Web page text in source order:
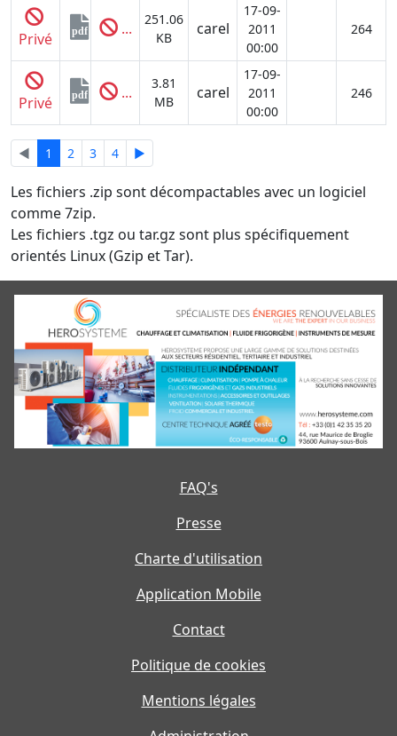
Privé pdf ...
251.06
KB
carel
17-09-
2011
00:00
264
Privé pdf ...
3.81
MB
carel
17-09-
2011
00:00
246
◄ 1 2 3 4 ►
Les fichiers .zip sont décompactables avec un logiciel
comme 7zip.
Les fichiers .tgz ou tar.gz sont plus spécifiquement
orientés Linux (Gzip et Tar).
FAQ's
Presse
Charte d'utilisation
Application Mobile
Contact
Politique de cookies
Mentions légales